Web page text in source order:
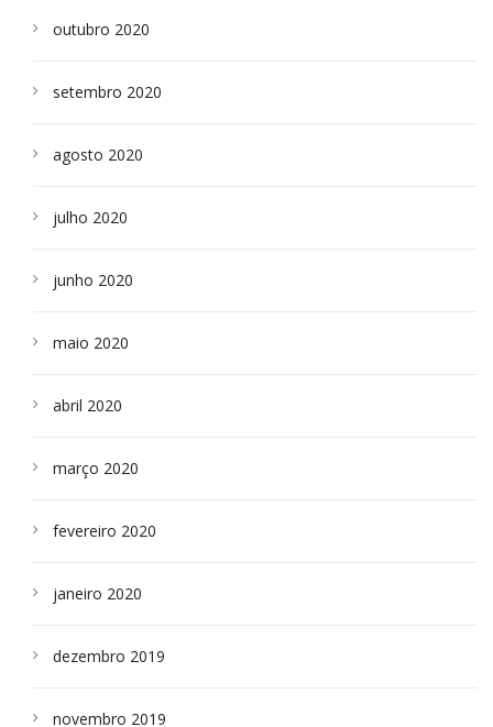
outubro 2020
setembro 2020
agosto 2020
julho 2020
junho 2020
maio 2020
abril 2020
março 2020
fevereiro 2020
janeiro 2020
dezembro 2019
novembro 2019